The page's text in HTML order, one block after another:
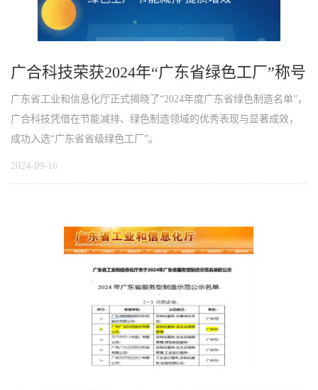
广合科技荣获2024年“广东省绿色工厂”称号
广东省工业和信息化厅正式揭晓了“2024年度广东省绿色制造名单”，
广合科技凭借在节能减排、绿色制造领域的优秀表现与显著成效，
成功入选“广东省省级绿色工厂”。
2024-09-16